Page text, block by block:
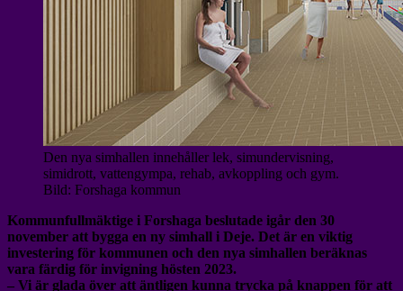
Den nya simhallen innehåller lek, simundervisning,
simidrott, vattengympa, rehab, avkoppling och gym.
Bild: Forshaga kommun
Kommunfullmäktige i Forshaga beslutade igår den 30
november att bygga en ny simhall i Deje. Det är en viktig
investering för kommunen och den nya simhallen beräknas
vara färdig för invigning hösten 2023.
– Vi är glada över att äntligen kunna trycka på knappen för att